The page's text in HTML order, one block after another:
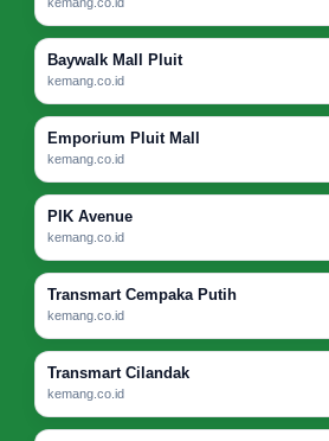
kemang.co.id
Baywalk Mall Pluit
kemang.co.id
Emporium Pluit Mall
kemang.co.id
PIK Avenue
kemang.co.id
Transmart Cempaka Putih
kemang.co.id
Transmart Cilandak
kemang.co.id